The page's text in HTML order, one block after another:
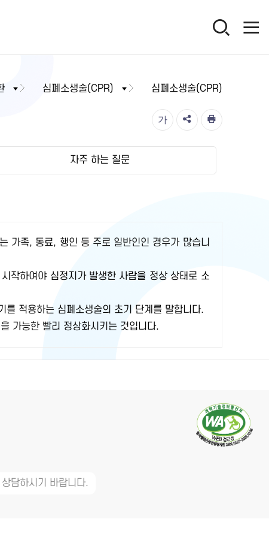
심폐소생술(CPR) 심폐소생술(CPR)
가
자주 하는 질문
가족, 동료, 행인 등 주로 일반인인 경우가 많습니
작하여야 심정지가 발생한 사람을 정상 상태로 소
적용하는 심폐소생술의 초기 단계를 말합니다.
가능한 빨리 정상화시키는 것입니다.
담하시기 바랍니다.